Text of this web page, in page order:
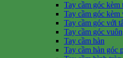
Tay cầm góc kèm
Tay cầm góc kèm
Tay cầm góc với
Tay cầm góc
Tay cầm hàn
Tay cầm hàn góc